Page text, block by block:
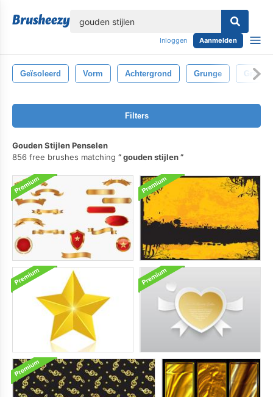
Inloggen Aanmelden
Geïsoleerd Vorm Achtergrond Grunge Graan
Filters
Gouden Stijlen Penselen
856 free brushes matching
gouden stijlen